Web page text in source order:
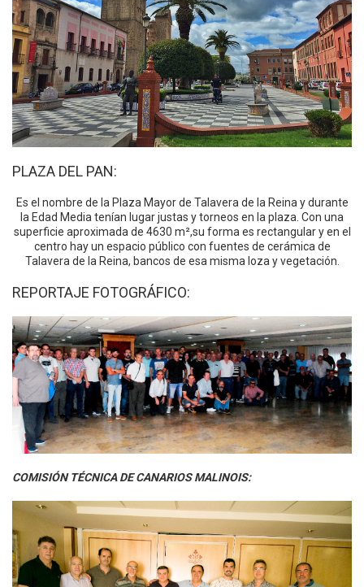
PLAZA DEL PAN:
Es el nombre de la Plaza Mayor de Talavera de la Reina y durante
la Edad Media tenían lugar justas y torneos en la plaza. Con una
superficie aproximada de 4630 m²,su forma es rectangular y en el
centro hay un espacio público con fuentes de cerámica de
Talavera de la Reina, bancos de esa misma loza y vegetación.
REPORTAJE FOTOGRÁFICO:
COMISIÓN TÉCNICA DE CANARIOS MALINOIS: